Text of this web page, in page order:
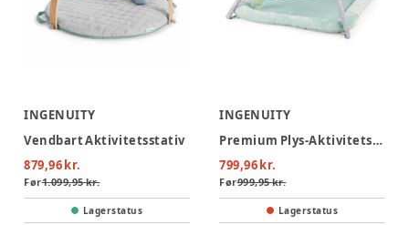
INGENUITY
Vendbart Aktivitetsstativ
879,96 kr.
Før1.099,95 kr.
Lagerstatus
INGENUITY
Premium Plys-Aktivitetstæppe
799,96 kr.
Før999,95 kr.
Lagerstatus